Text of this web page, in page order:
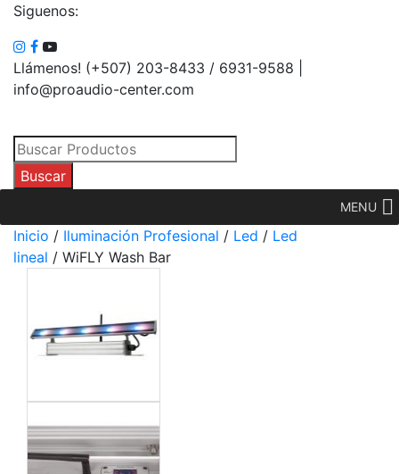
Siguenos:
Llámenos! (+507) 203-8433 / 6931-9588 |
info@proaudio-center.com
Búsqueda
de
productos
Buscar
MENU
Inicio / Iluminación Profesional / Led / Led
lineal / WiFLY Wash Bar